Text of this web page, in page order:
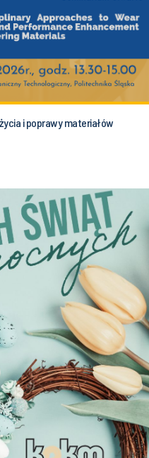
i poprawy materiałów